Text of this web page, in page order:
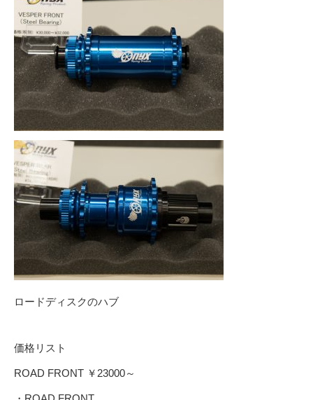
ロードディスクのハブ
価格リスト
ROAD FRONT ￥23000～